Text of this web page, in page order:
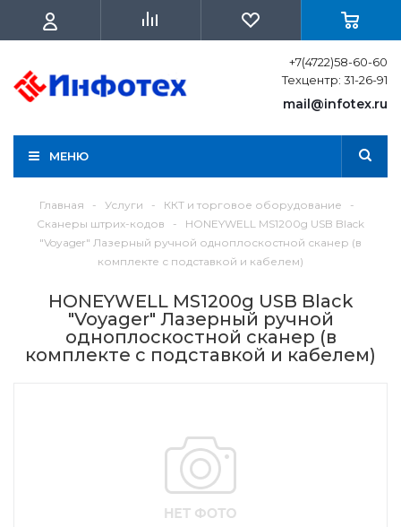
+7(4722)58-60-60
Техцентр: 31-26-91
mail@infotex.ru
МЕНЮ
Главная - Услуги - ККТ и торговое оборудование
-
Сканеры штрих-кодов
-
HONEYWELL MS1200g USB Black
"Voyager" Лазерный ручной одноплоскостной сканер (в
комплекте с подставкой и кабелем)
HONEYWELL MS1200g USB Black
"Voyager" Лазерный ручной
одноплоскостной сканер (в
комплекте с подставкой и кабелем)